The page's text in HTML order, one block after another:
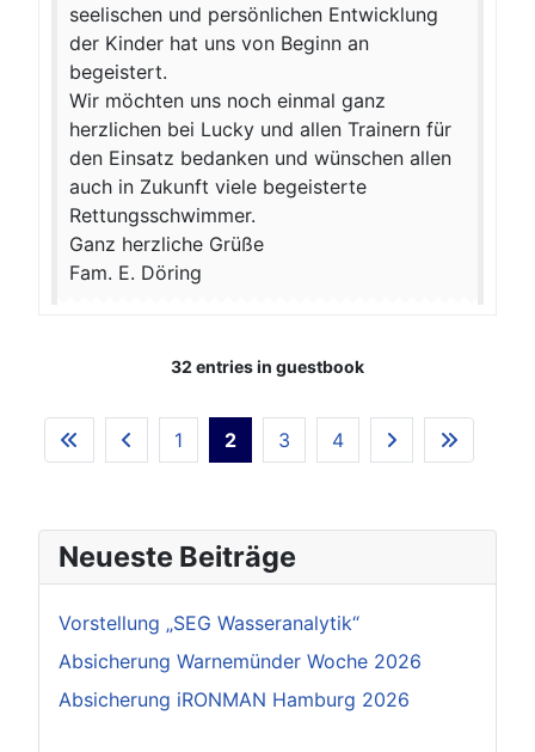
seelischen und persönlichen Entwicklung
der Kinder hat uns von Beginn an
begeistert.
Wir möchten uns noch einmal ganz
herzlichen bei Lucky und allen Trainern für
den Einsatz bedanken und wünschen allen
auch in Zukunft viele begeisterte
Rettungsschwimmer.
Ganz herzliche Grüße
Fam. E. Döring
32 entries in guestbook
1 2 3 4
Neueste Beiträge
Vorstellung „SEG Wasseranalytik“
Absicherung Warnemünder Woche 2026
Absicherung iRONMAN Hamburg 2026